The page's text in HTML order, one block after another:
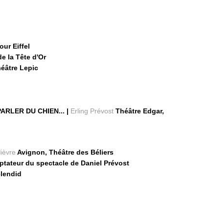
Eiffel
la Tête d'Or
Lepic
DU CHIEN... | Erling Prévost Théâtre Edgar,
Avignon, Théâtre des Béliers
du spectacle de Daniel Prévost